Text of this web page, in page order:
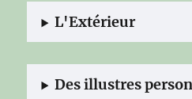
L'Extérieur
Des illustres